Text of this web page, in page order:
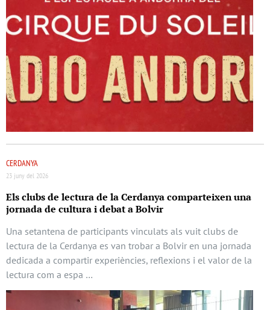
CERDANYA
23 juny del 2026
Els clubs de lectura de la Cerdanya comparteixen una
jornada de cultura i debat a Bolvir
Una setantena de participants vinculats als vuit clubs de
lectura de la Cerdanya es van trobar a Bolvir en una jornada
dedicada a compartir experiències, reflexions i el valor de la
lectura com a espa …